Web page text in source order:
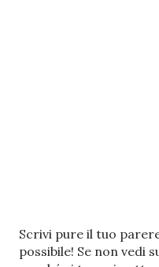
P
o
Scrivi pure il tuo
possibile! Se non vedi